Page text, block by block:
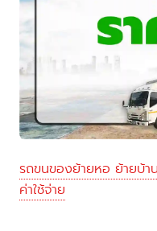
รถขนของย้ายหอ ย้ายบ้
ค่าใช้จ่าย